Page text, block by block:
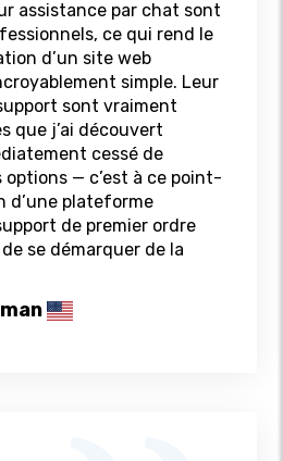
assistance par chat sont
ce qui rend le
d’un site web
simple. Leur
sont vraiment
que j’ai découvert
cessé de
options — c’est à ce point-
d’une plateforme
de premier ordre
se démarquer de la